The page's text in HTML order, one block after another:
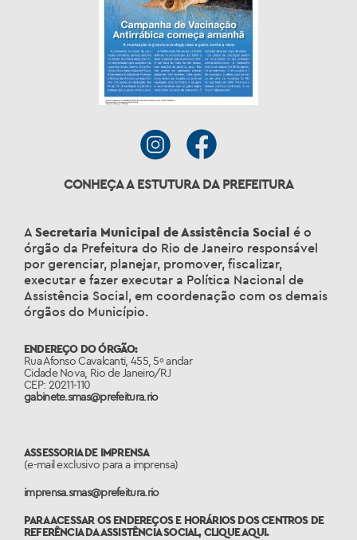
CONHEÇA A ESTUTURA DA PREFEITURA
A Secretaria Municipal de Assistência Social é o
órgão da Prefeitura do Rio de Janeiro responsável
por gerenciar, planejar, promover, fiscalizar,
executar e fazer executar a Política Nacional de
Assistência Social, em coordenação com os demais
órgãos do Município.
ENDEREÇO DO ÓRGÃO:
Rua Afonso Cavalcanti, 455, 5º andar
Cidade Nova, Rio de Janeiro/RJ
CEP: 20211-110
gabinete.smas@prefeitura.rio
ASSESSORIA DE IMPRENSA
(e-mail exclusivo para a imprensa)
imprensa.smas@prefeitura.rio
PARA ACESSAR OS ENDEREÇOS E HORÁRIOS DOS CENTROS DE
REFERÊNCIA DA ASSISTÊNCIA SOCIAL,CLIQUE AQUI.